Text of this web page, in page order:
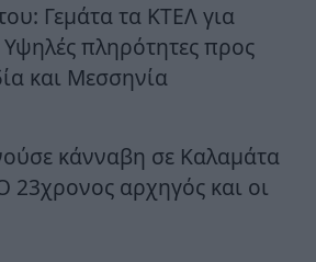
Γεμάτα τα ΚΤΕΛ για
πληρότητες προς
και Μεσσηνία
κάνναβη σε Καλαμάτα
23χρονος αρχηγός και οι